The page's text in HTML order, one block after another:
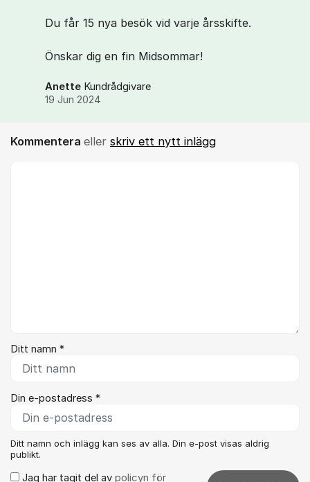
Du får 15 nya besök vid varje årsskifte.
Önskar dig en fin Midsommar!
Anette Kundrådgivare
19 Jun 2024
Kommentera eller skriv ett nytt inlägg
Ditt namn *
Din e-postadress *
Ditt namn och inlägg kan ses av alla. Din e-post visas aldrig
publikt.
Jag har tagit del av policyn för